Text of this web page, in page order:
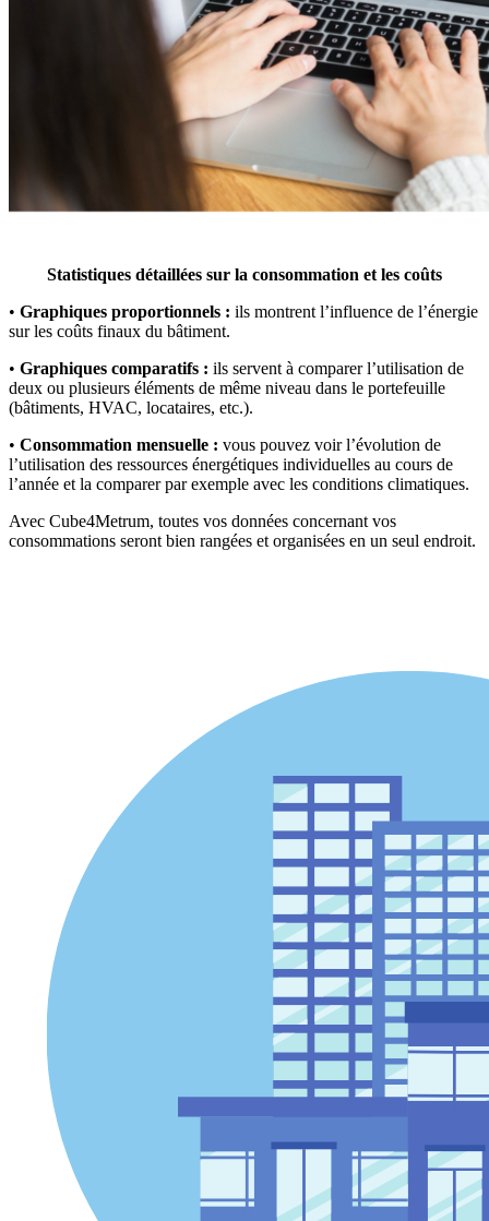
Statistiques détaillées sur la consommation et les coûts
• Graphiques proportionnels : ils montrent l’influence de l’énergie
sur les coûts finaux du bâtiment.
• Graphiques comparatifs : ils servent à comparer l’utilisation de
deux ou plusieurs éléments de même niveau dans le portefeuille
(bâtiments, HVAC, locataires, etc.).
• Consommation mensuelle : vous pouvez voir l’évolution de
l’utilisation des ressources énergétiques individuelles au cours de
l’année et la comparer par exemple avec les conditions climatiques.
Avec Cube4Metrum, toutes vos données concernant vos
consommations seront bien rangées et organisées en un seul endroit.